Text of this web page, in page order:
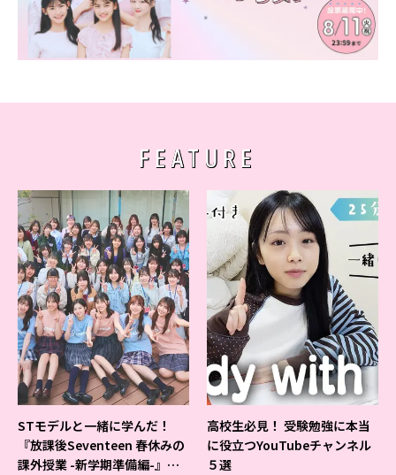
FEATURE
STモデルと一緒に学んだ！
『放課後Seventeen 春休みの
課外授業 -新学期準備編-』イ
高校生必見！ 受験勉強に本当
に役立つYouTubeチャンネル
５選